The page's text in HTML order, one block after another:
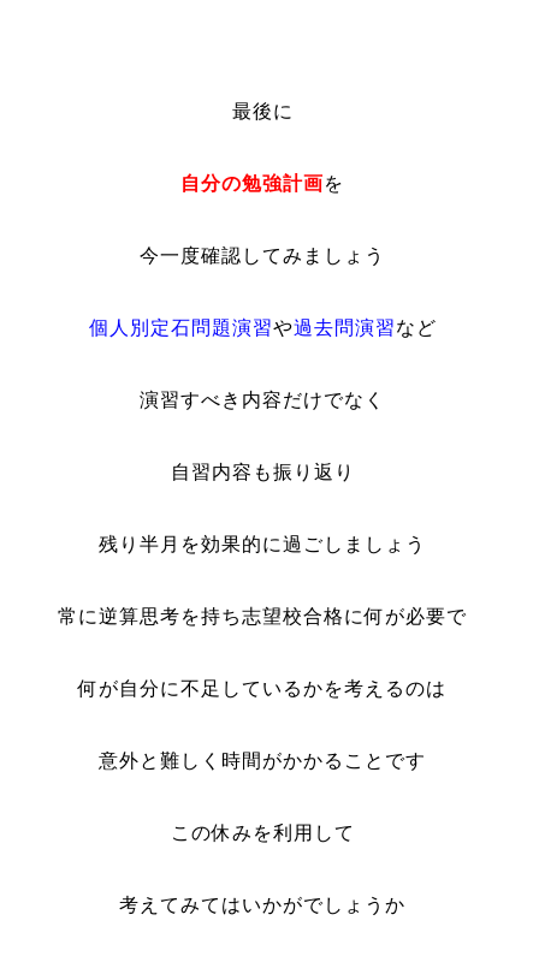
最後に
自分の勉強計画を
今一度確認してみましょう
個人別定石問題演習や過去問演習など
演習すべき内容だけでなく
自習内容も振り返り
残り半月を効果的に過ごしましょう
常に逆算思考を持ち志望校合格に何が必要で
何が自分に不足しているかを考えるのは
意外と難しく時間がかかることです
この休みを利用して
考えてみてはいかがでしょうか